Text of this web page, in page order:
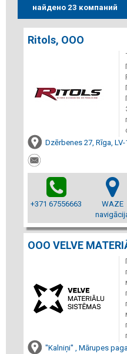
найдено 23 компаний
Ritols, ООО
Dzērbenes 27, Rīga,
+371 67556663
WAZE
ООО VELVE
''Kalniņi'' , Mārupes